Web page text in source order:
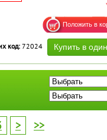
код:72024
> >>